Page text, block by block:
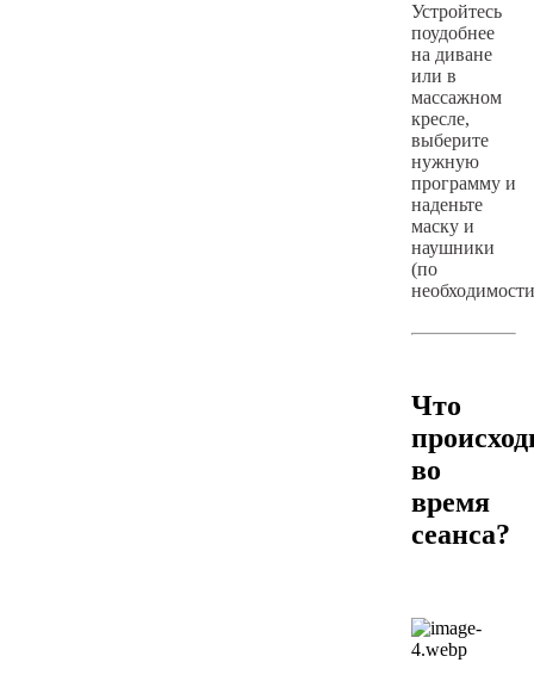
Устройтесь
поудобнее
на диване
или в
массажном
кресле,
выберите
нужную
программу и
наденьте
маску и
наушники
(по
Что
во
время
сеанса?